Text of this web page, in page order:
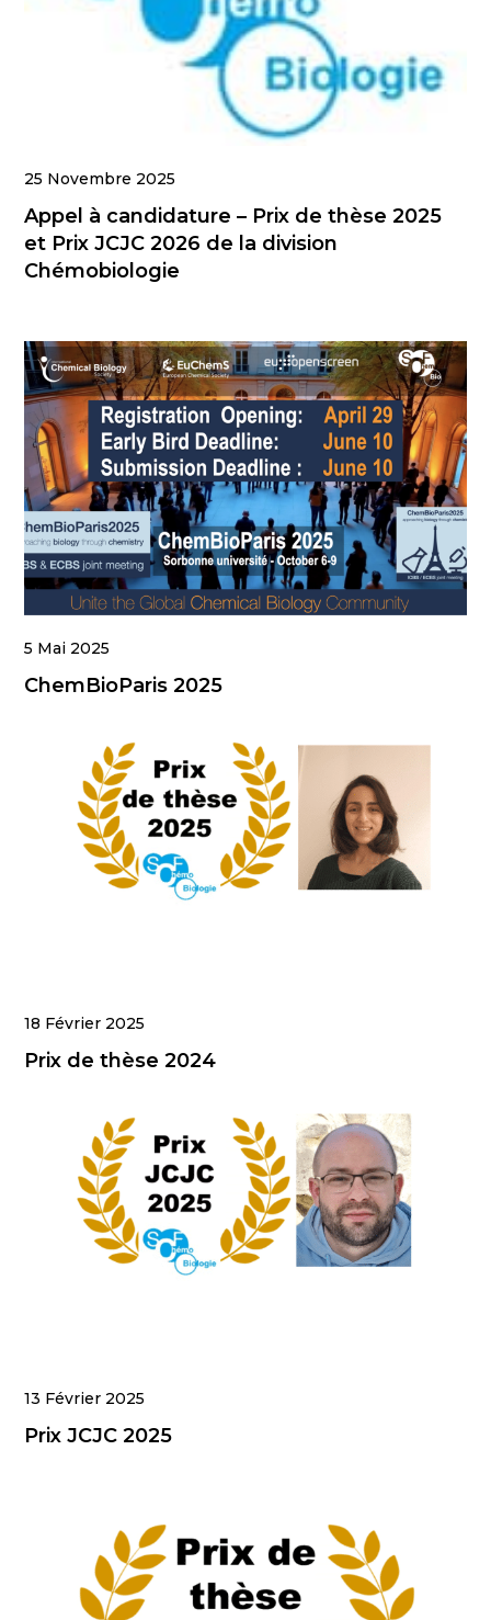
25 Novembre 2025
Appel à candidature – Prix de thèse 2025
et Prix JCJC 2026 de la division
Chémobiologie
5 Mai 2025
ChemBioParis 2025
18 Février 2025
Prix de thèse 2024
13 Février 2025
Prix JCJC 2025